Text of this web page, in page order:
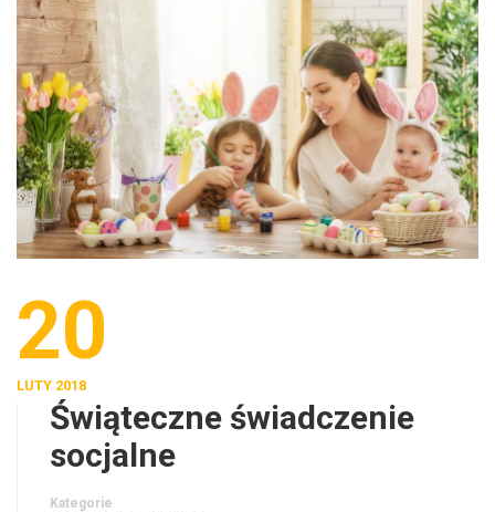
20
LUTY 2018
Świąteczne świadczenie
socjalne
Kategorie